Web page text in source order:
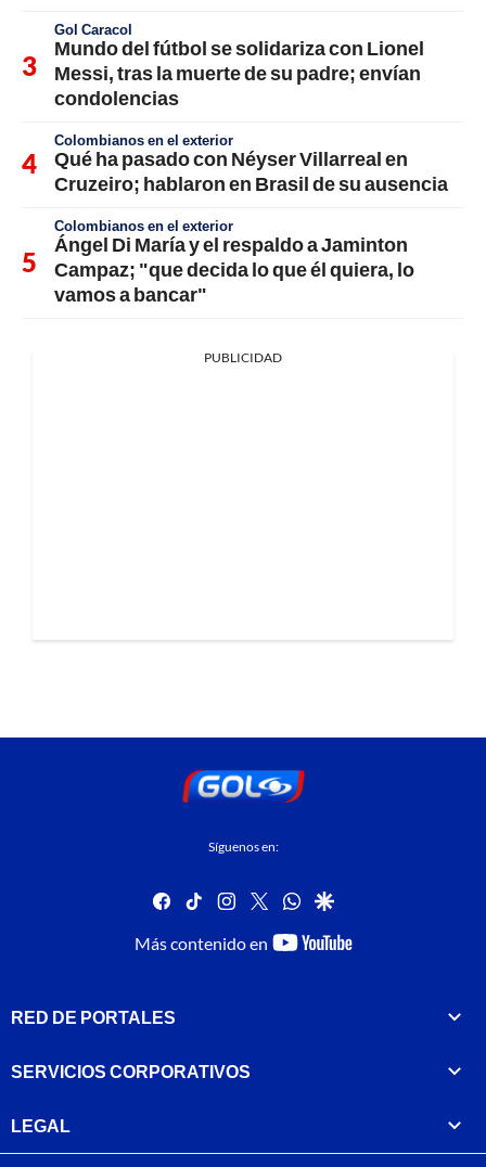
Gol Caracol
Mundo del fútbol se solidariza con Lionel
Messi, tras la muerte de su padre; envían
condolencias
Colombianos en el exterior
Qué ha pasado con Néyser Villarreal en
Cruzeiro; hablaron en Brasil de su ausencia
Colombianos en el exterior
Ángel Di María y el respaldo a Jaminton
Campaz; "que decida lo que él quiera, lo
vamos a bancar"
PUBLICIDAD
Síguenos en:
facebook
tiktok instagram
twitterwhatsapp
google
Más contenido en
youtube-
RED DE PORTALES
SERVICIOS CORPORATIVOS
LEGAL